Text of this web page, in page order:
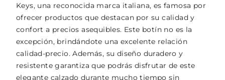
Keys, una reconocida marca italiana, es famosa por
ofrecer productos que destacan por su calidad y
confort a precios asequibles. Este botín no es la
excepción, brindándote una excelente relación
calidad-precio. Además, su diseño duradero y
resistente garantiza que podrás disfrutar de este
elegante calzado durante mucho tiempo sin